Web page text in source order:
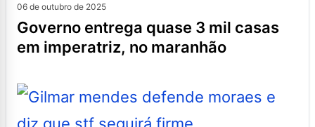
06 de outubro de 2025
governo entrega quase 3 mil casas
em imperatriz, no maranhão